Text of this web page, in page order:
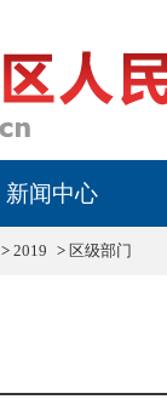
新闻中心
> 2019 > 区级部门